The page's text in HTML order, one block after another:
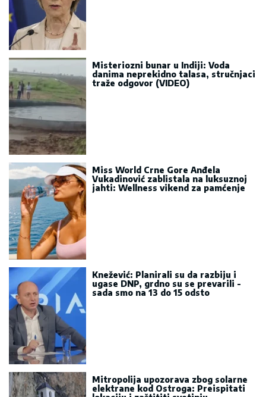
Misteriozni bunar u Indiji: Voda
danima neprekidno talasa, stručnjaci
traže odgovor (VIDEO)
Miss World Crne Gore Anđela
Vukadinović zablistala na luksuznoj
jahti: Wellness vikend za pamćenje
Knežević: Planirali su da razbiju i
ugase DNP, grdno su se prevarili -
sada smo na 13 do 15 odsto
Mitropolija upozorava zbog solarne
elektrane kod Ostroga: Preispitati